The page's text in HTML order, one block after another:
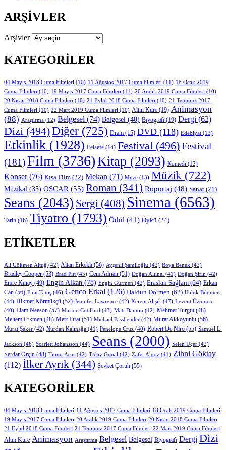
ARŞIVLER
Arşivler
KATEGORILER
04 Mayıs 2018 Cuma Filmleri (10) 11 Ağustos 2017 Cuma Filmleri (11) 18 Ocak 2019
Cuma Filmleri (10) 19 Mayıs 2017 Cuma Filmleri (11) 20 Aralık 2019 Cuma Filmleri (10)
20 Nisan 2018 Cuma Filmleri (10) 21 Eylül 2018 Cuma Filmleri (10) 21 Temmuz 2017
Cuma Filmleri (10) 22 Mart 2019 Cuma Filmleri (10) Altın Küre (19) Animasyon
(88) Araştırma (12) Belgesel (74) Belgesel (40) Biyografi (19) Dergi (62)
Dizi (494)Diğer (725) Dram (15) DVD (118) Edebiyat (13)
Etkinlik (1928) Felsefe (14) Festival (496)Festival
(181)Film (3736)Kitap (2093) Komedi (12)
Konser(76) Kısa Film (22) Mekan (71) Müze (13) Müzik (722)
Müzikal (35) OSCAR (55) Roman (341) Röportaj (48) Sanat (21)
Seans (2043) Sergi (408) Sinema (6563)
Tarih (16) Tiyatro (1793) Ödül (41) Öykü (24)
ETIKETLER
Ali Gökmen Altuğ (42) Altan Erkekli (56) Ayşenil Şamlıoğlu (42) Boya Benek (42)
Bradley Cooper (53) Brad Pitt (45) Cem Adrian (51) Doğan Altınel (41) Doğan Şirin (42)
Emre Kınay (49) Engin Alkan (78) Engin Gürmen (42) Eraslan Sağlam (64) Erkan
Can (56) Fırat Tanış (46) Genco Erkal (126) Haldun Dormen (62) Haluk Bilginer
(44) Hikmet Körmükçü (52) Jennifer Lawrence (42) Kerem Alışık (47) Levent Üzümcü
(40) Liam Neeson (57) Marion Cotillard (43) Matt Damon (42) Mehmet Turgut (48)
Meltem Erkmen (48) Mert Fırat(51) Michael Fassbender (42) Murat Akkoyunlu (56)
Murat Şeker (42) Nurdan Kalınağa (41) Penelope Cruz (40) Robert De Niro (55) Samuel L.
Jackson (46) Scarlett Johansson (44) Seans (2000) Selen Uçer (42)
Serdar Orçin (48) Timur Acar (42) Tülay Günal (42) Zafer Algöz (41) Zihni Göktay
(112) İlker Ayrık (344) Şevket Çoruh (55)
KATEGORILER
04 Mayıs 2018 Cuma Filmleri 11 Ağustos 2017 Cuma Filmleri 18 Ocak 2019 Cuma Filmleri
19 Mayıs 2017 Cuma Filmleri 20 Aralık 2019 Cuma Filmleri 20 Nisan 2018 Cuma Filmleri
21 Eylül 2018 Cuma Filmleri 21 Temmuz 2017 Cuma Filmleri 22 Mart 2019 Cuma Filmleri
Altın Küre Animasyon Araştırma Belgesel Belgesel Biyografi Dergi Dizi